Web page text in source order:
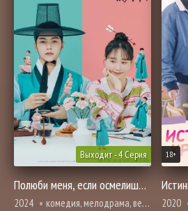
Выходит - 4 Серия
Полюби меня, если осмелишься
2024 комедия, мелодрама, вебтун, романтика
18+
2020